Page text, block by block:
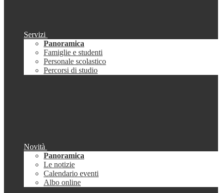
Servizi
Panoramica
Famiglie e studenti
Personale scolastico
Percorsi di studio
Novità
Panoramica
Le notizie
Calendario eventi
Albo online